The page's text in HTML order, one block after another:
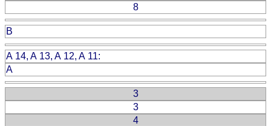
8
B
A 14, A 13, A 12, A 11:
A
3
3
4